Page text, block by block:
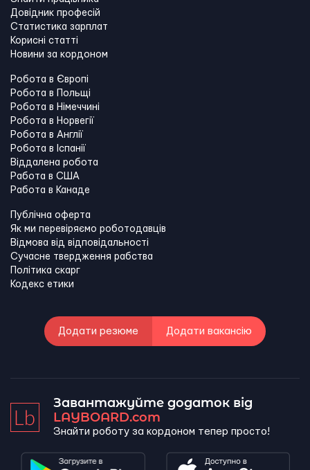
Довідник професій
Статистика зарплат
Корисні статті
Новини за кордоном
Робота в Європі
Робота в Польщі
Робота в Німеччині
Робота в Норвегії
Робота в Англії
Робота в Іспанії
Віддалена робота
Работа в США
Работа в Канадe
Публічна оферта
Як ми перевіряємо роботодавців
Відмова від відповідальності
Сучасне твердження рабства
Політика скарг
Кодекс етики
Додати резюме Додати вакансію
Завантажуйте додаток від
LAYBOARD.com
Знайти роботу за кордоном тепер просто!